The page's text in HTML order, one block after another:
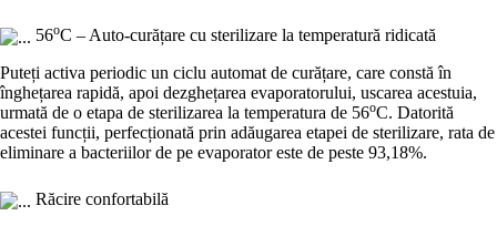
56oC – Auto-curățare cu sterilizare la temperatură ridicată
Puteți activa periodic un ciclu automat de curățare, care constă în
înghețarea rapidă, apoi dezghețarea evaporatorului, uscarea acestuia,
urmată de o etapa de sterilizarea la temperatura de 56oC. Datorită
acestei funcții, perfecționată prin adăugarea etapei de sterilizare, rata de
eliminare a bacteriilor de pe evaporator este de peste 93,18%.
Răcire confortabilă